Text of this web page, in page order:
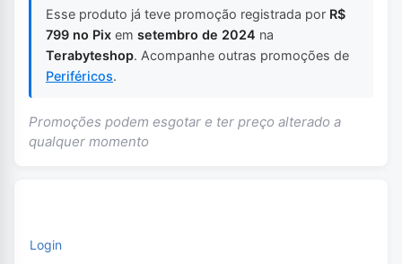
Esse produto já teve promoção registrada por R$
799 no Pix em setembro de 2024 na
Terabyteshop. Acompanhe outras promoções de
Periféricos.
Promoções podem esgotar e ter preço alterado a
qualquer momento
Login